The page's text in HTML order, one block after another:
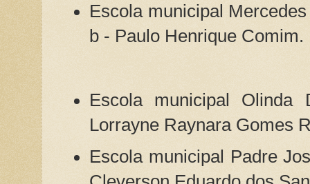
Escola municipal
b - Paulo Henrique Comim.
Escola municipal Olinda
Lorrayne Raynara Gomes
Escola municipal Padre